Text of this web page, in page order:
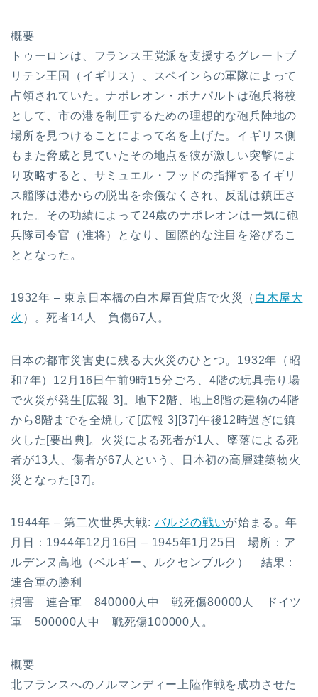
概要
トゥーロンは、フランス王党派を支援するグレートブ
リテン王国（イギリス）、スペインらの軍隊によって
占領されていた。ナポレオン・ボナパルトは砲兵将校
として、市の港を制圧するための理想的な砲兵陣地の
場所を見つけることによって名を上げた。イギリス側
もまた脅威と見ていたその地点を彼が激しい突撃によ
り攻略すると、サミュエル・フッドの指揮するイギリ
ス艦隊は港からの脱出を余儀なくされ、反乱は鎮圧さ
れた。その功績によって24歳のナポレオンは一気に砲
兵隊司令官（准将）となり、国際的な注目を浴びるこ
ととなった。
1932年 – 東京日本橋の白木屋百貨店で火災（ 白木屋大
火 ）。死者14人 負傷67人。
日本の都市災害史に残る大火災のひとつ。1932年（昭
和7年）12月16日午前9時15分ごろ、4階の玩具売り場
で火災が発生[広報 3]。地下2階、地上8階の建物の4階
から8階までを全焼して[広報 3][37]午後12時過ぎに鎮
火した[要出典]。火災による死者が1人、墜落による死
者が13人、傷者が67人という、日本初の高層建築物火
災となった[37]。
1944年 – 第二次世界大戦: バルジの戦いが始まる。年
月日：1944年12月16日 – 1945年1月25日 場所：ア
ルデンヌ高地（ベルギー、ルクセンブルク） 結果：
連合軍の勝利
損害 連合軍 840000人中 戦死傷80000人 ドイツ
軍 500000人中 戦死傷100000人。
概要
北フランスへのノルマンディー上陸作戦を成功させた